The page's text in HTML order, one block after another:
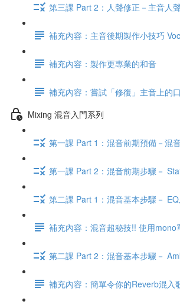
第三課 Part 2：人聲修正－主音人
補充內容：主音後期製作小技巧
補充內容：製作更專業的和音
補充內容：嘗試「修復」主音上的
Mixing 混音入門系列
第一課 Part 1：混音前期預備－混
第一課 Part 2：混音前期步驟－
第二課 Part 1：混音基本步驟－
補充內容：混音超秘技!! 使用mono
第二課 Part 2：混音基本步驟－
補充內容：簡單令你的Reverb混